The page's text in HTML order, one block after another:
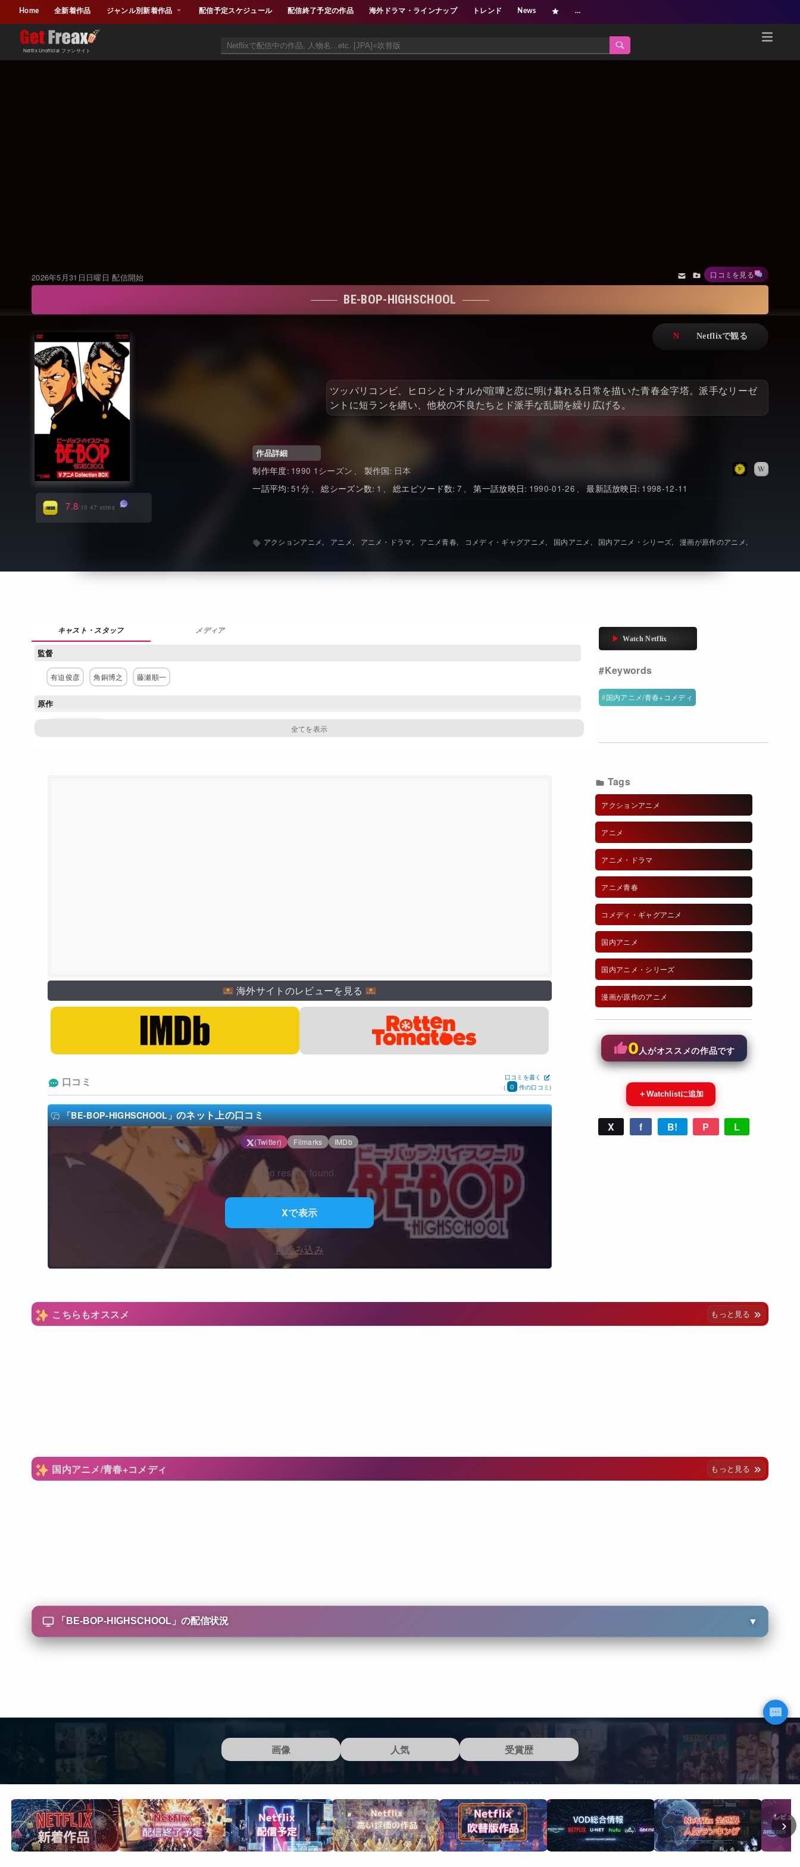
Home 全新着作品 ジャンル別新着作品 配信予定スケジュール 配信終了予定の作品 海外ドラマ・ラインナップ トレンド News …
Netflix Unofficial ファンサイト
Netflix新着作品
アジア映画
ドキュメンタリー
Netflixオリジナル作品
日本語吹替対応作品
その他の国のTV番組
Watchlistへ
Netflix 吹替版作品
Netflix 高い評価の海外作品
みんなの作品レビュー
Get Freaxフォーラム
Netflixコース別料金プラン
閉じる
2026年5月31日日曜日 配信開始 口コミを見る
BE-BOP-HIGHSCHOOL
ツッパリコンビ、ヒロシとトオルが喧嘩と恋に明け暮れる日常を描いた青春金字塔。派手なリーゼ
ントに短ランを纏い、他校の不良たちとド派手な乱闘を繰り広げる。
作品詳細
制作年度 1990 1シーズン 製作国 日本
一話平均 51 総シーズン数 1 総エピソード数 7 第一話放映日 1990-01-26 最新話放映日 1998-12-11
7.8/10 47 votes
メディア
監督
有迫俊彦 角銅博之 藤瀬順一
原作
国内アニメ/青春+コメディ
アクションアニメ アニメ アニメ・ドラマ アニメ青春 コメディ・ギャグアニメ 国内アニメ 国内アニメ・シリーズ 漫画が原作のアニメ
海外サイトのレビューを見る
口コミ
口コミを書く
(
0 件の口コミ)
「BE-BOP-HIGHSCHOOL」のネット上の口コミ
(Twitter) Filmarks IMDb
No results found.
Xで表示
再読み込み
Tags
アクションアニメ
アニメ
アニメ・ドラマ
アニメ青春
コメディ・ギャグアニメ
国内アニメ
国内アニメ・シリーズ
漫画が原作のアニメ
0人がオススメの作品です
＋Watchlistに追加
X f B! P L
こちらもオススメ もっと見る
国内アニメ/青春+コメディ もっと見る
「 BE-BOP-HIGHSCHOOL」の配信状況 ▼
画像 人気 受賞歴
›